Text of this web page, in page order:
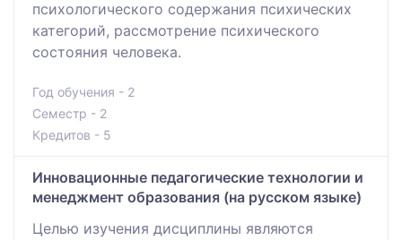
психологического содержания психических
категорий, рассмотрение психического
состояния человека.
Год обучения - 2
Семестр - 2
Кредитов - 5
Инновационные педагогические технологии и
менеджмент образования (на русском языке)
Целью изучения дисциплины являются